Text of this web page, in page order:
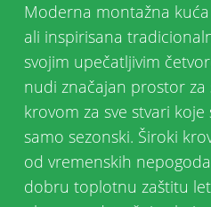
Moderna montažna kuća
ali inspirisana
svojim upečatljivim
nudi značajan prostor za
krovom za sve stvari
samo sezonski. Široki
od vremenskih
dobru toplotnu zaštitu